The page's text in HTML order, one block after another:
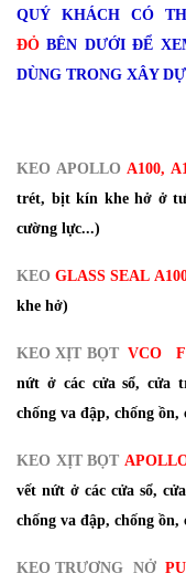
QUÝ KHÁCH CÓ
ĐỎ BÊN DƯỚI ĐỂ
DÙNG TRONG XÂY
KEO APOLLO A100,
trét, bịt kín khe hở ở
cường lực...)
KEOGLASS SEAL
khe hở)
KEO XỊT BỌT VCO
nứt ở các cửa sổ, cửa
chống va đập, chống ồn,
KEO XỊT BỌT
vết nứt ở các cửa sổ,
chống va đập, chống ồn,
KEO TRƯƠNG NỞ